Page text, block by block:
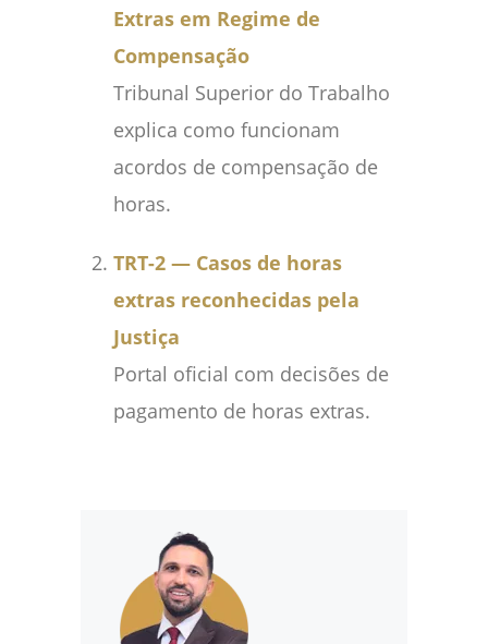
Extras em Regime de
Compensação
Tribunal Superior do Trabalho
explica como funcionam
acordos de compensação de
horas.
TRT-2 — Casos de horas
extras reconhecidas pela
Justiça
Portal oficial com decisões de
pagamento de horas extras.